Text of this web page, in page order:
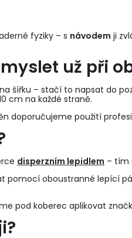
fyziky – s návodem ji
už při
šířku – stačí to napsat do
cm na každé straně.
doporučujeme použití
disperzním lepidlem – tím
pomocí oboustranné lepící
pod koberec aplikovat